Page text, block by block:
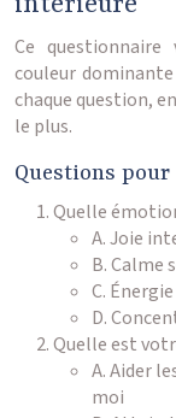
Ce
couleur
chaque question,
le plus.
Questions
Quelle
A. Joie
B. Calme
C.
D.
Quelle est
A. Aider
moi